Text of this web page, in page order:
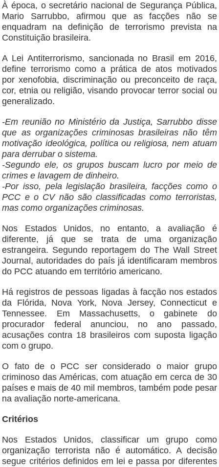
À época, o secretário nacional de Segurança Pública,
Mario Sarrubbo, afirmou que as facções não se
enquadram na definição de terrorismo prevista na
Constituição brasileira.
A Lei Antiterrorismo, sancionada no Brasil em 2016,
define terrorismo como a prática de atos motivados
por xenofobia, discriminação ou preconceito de raça,
cor, etnia ou religião, visando provocar terror social ou
generalizado.
-Em reunião no Ministério da Justiça, Sarrubbo disse
que as organizações criminosas brasileiras não têm
motivação ideológica, política ou religiosa, nem atuam
para derrubar o sistema.
-Segundo ele, os grupos buscam lucro por meio de
crimes e lavagem de dinheiro.
-Por isso, pela legislação brasileira, facções como o
PCC e o CV não são classificadas como terroristas,
mas como organizações criminosas.
Nos Estados Unidos, no entanto, a avaliação é
diferente, já que se trata de uma organização
estrangeira. Segundo reportagem do The Wall Street
Journal, autoridades do país já identificaram membros
do PCC atuando em território americano.
Há registros de pessoas ligadas à facção nos estados
da Flórida, Nova York, Nova Jersey, Connecticut e
Tennessee. Em Massachusetts, o gabinete do
procurador federal anunciou, no ano passado,
acusações contra 18 brasileiros com suposta ligação
com o grupo.
O fato de o PCC ser considerado o maior grupo
criminoso das Américas, com atuação em cerca de 30
países e mais de 40 mil membros, também pode pesar
na avaliação norte-americana.
Critérios
Nos Estados Unidos, classificar um grupo como
organização terrorista não é automático. A decisão
segue critérios definidos em lei e passa por diferentes